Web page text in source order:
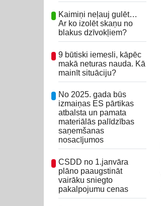
Kaimiņi neļauj gulēt…
Ar ko izolēt skaņu no
blakus dzīvokļiem?
9 būtiski iemesli, kāpēc
makā neturas nauda. Kā
mainīt situāciju?
No 2025. gada būs
izmaiņas ES pārtikas
atbalsta un pamata
materiālās palīdzības
saņemšanas
nosacījumos
CSDD no 1.janvāra
plāno paaugstināt
vairāku sniegto
pakalpojumu cenas